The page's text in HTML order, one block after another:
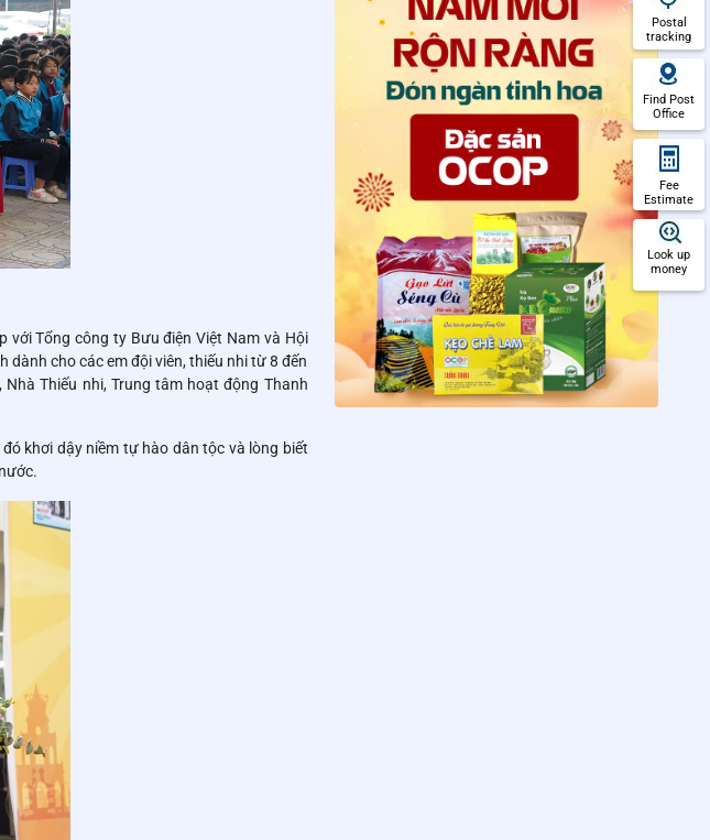
với Tổng công ty Bưu điện Việt Nam và Hội
cho các em đội viên, thiếu nhi từ 8 đến
Thiếu nhi, Trung tâm hoạt động Thanh
khơi dậy niềm tự hào dân tộc và lòng biết
Postal
tracking
Find Post
Office
Fee
Estimate
Look up
money